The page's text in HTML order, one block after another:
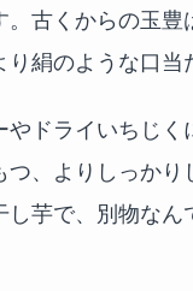
古くからの玉
絹のような口当
ドライいちじ
、よりしっかり
芋で、別物なん